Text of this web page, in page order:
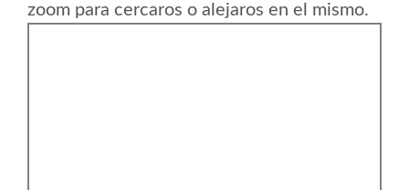
zoom para cercaros o alejaros en el mismo.